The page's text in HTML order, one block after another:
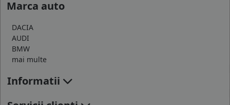
Marca auto
DACIA
AUDI
BMW
mai multe
Informatii